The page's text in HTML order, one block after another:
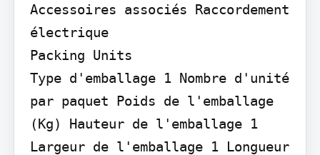
Accessoires associés Raccordement
électrique
Packing Units
Type d'emballage 1 Nombre d'unité
par paquet Poids de l'emballage
(Kg) Hauteur de l'emballage 1
Largeur de l'emballage 1 Longueur